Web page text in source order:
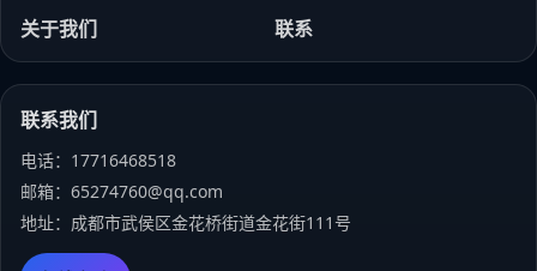
关于我们
联系
联系我们
电话：17716468518
邮箱：65274760@qq.com
地址：成都市武侯区金花桥街道金花街111号